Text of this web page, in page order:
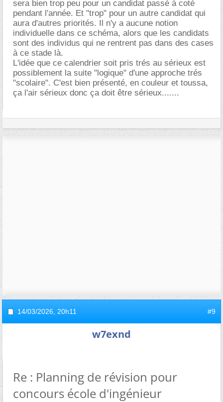
sera bien trop peu pour un candidat passé à coté
pendant l'année. Et "trop" pour un autre candidat qui
aura d'autres priorités. Il n'y a aucune notion
individuelle dans ce schéma, alors que les candidats
sont des individus qui ne rentrent pas dans des cases
à ce stade là.
L'idée que ce calendrier soit pris trés au sérieux est
possiblement la suite "logique" d'une approche trés
"scolaire". C'est bien présenté, en couleur et toussa,
ça l'air sérieux donc ça doit être sérieux.......
14/03/2026, 20h11 #9
w7exnd
Re : Planning de révision pour
concours école d'ingénieur